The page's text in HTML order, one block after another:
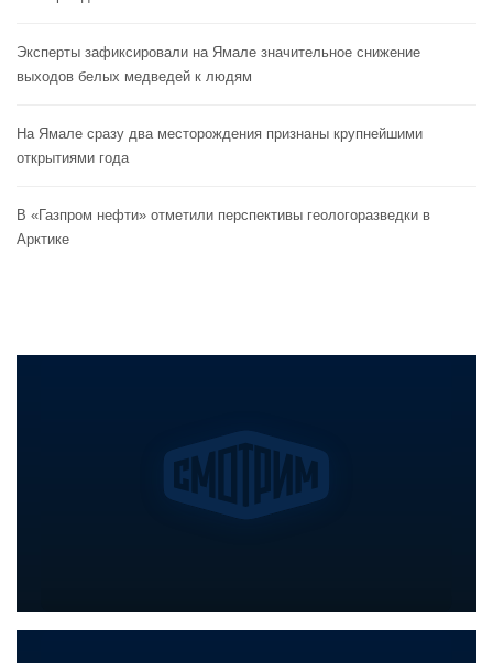
Эксперты зафиксировали на Ямале значительное снижение
выходов белых медведей к людям
На Ямале сразу два месторождения признаны крупнейшими
открытиями года
В «Газпром нефти» отметили перспективы геологоразведки в
Арктике